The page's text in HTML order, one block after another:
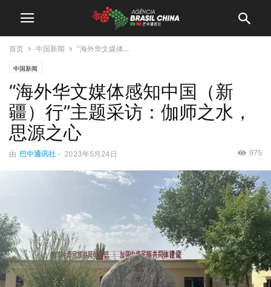
首页 中国新闻 “海外华文媒体...
中国新闻
“海外华文媒体感知中国（新
疆）行”主题采访：伽师之水，
思源之心
由 巴中通讯社 - 2023年5月24日 975